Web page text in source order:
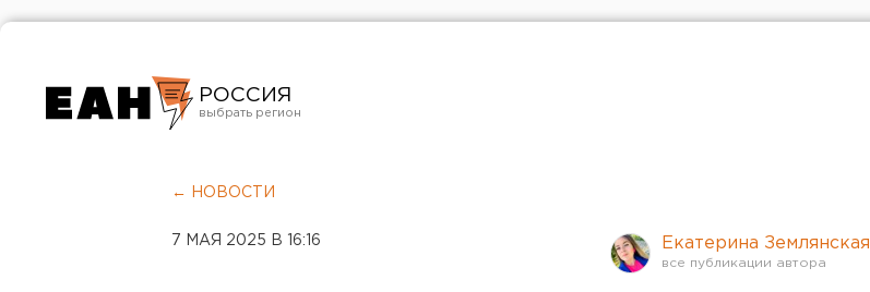
РОССИЯ
Челябинск
← НОВОСТИ
7 МАЯ 2025 В 16:16 Екатерина Землянская